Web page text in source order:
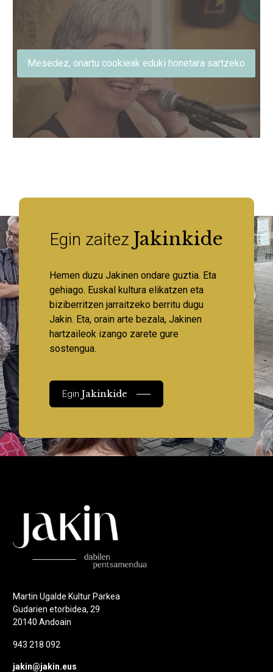
Mesedez, onartu cookieak eduki honetara sartzeko
Egin zaitez Jakinkide
Hemen duzu Jakinen ondare guztia. Eta
gehiago. Euskal kultura elikatzen eta
biziberritzen jarraitzeko berritu dugu
Jakin. Eta, orain arte bezala, Jakinen
hartzaileok izango zarete gure
sostengua.
EginJakinkide
Martin Ugalde Kultur Parkea
Gudarien etorbidea, 29
20140 Andoain
943 218 092
jakin@jakin.eus